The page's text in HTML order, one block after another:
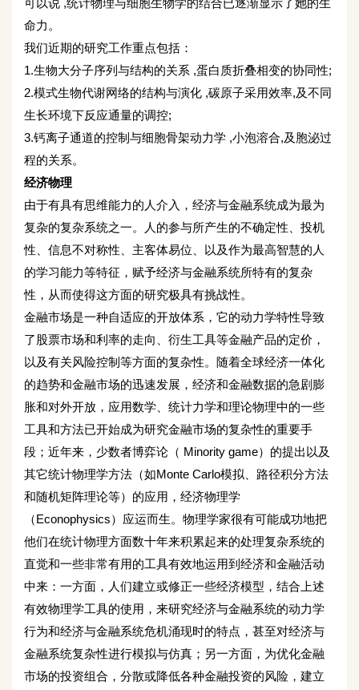
命力。
我们近期的研究工作重点包括：
1.生物大分子序列与结构的关系 ,蛋白质折叠相变的协同性;
2.模式生物代谢网络的结构与演化 ,碳原子采用效率,及不同
生长环境下反应通量的调控;
3.钙离子通道的控制与细胞骨架动力学 ,小泡溶合,及胞泌过
程的关系。
经济物理
由于有具有思维能力的人介入，经济与金融系统成为最为
复杂的复杂系统之一。人的参与所产生的不确定性、投机
性、信息不对称性、主客体易位、以及作为最高智慧的人
的学习能力等特征，赋予经济与金融系统所特有的复杂
性，从而使得这方面的研究极具有挑战性。
金融市场是一种自适应的开放体系，它的动力学特性导致
了股票市场和利率的走向、衍生工具等金融产品的定价，
以及有关风险控制等方面的复杂性。随着全球经济一体化
的趋势和金融市场的迅速发展，经济和金融数据的急剧膨
胀和对外开放，应用数学、统计力学和理论物理中的一些
工具和方法已开始成为研究金融市场的复杂性的重要手
段；近年来，少数者博弈论（ Minority game）的提出以及
其它统计物理学方法（如Monte Carlo模拟、路径积分方法
和随机矩阵理论等）的应用，经济物理学
（Econophysics）应运而生。物理学家很有可能成功地把
他们在统计物理方面数十年来积累起来的处理复杂系统的
直觉和一些非常有用的工具有效地运用到经济和金融活动
中来：一方面，人们建立或修正一些经济模型，结合上述
有效物理学工具的使用，来研究经济与金融系统的动力学
行为和经济与金融系统危机涌现时的特点，甚至对经济与
金融系统复杂性进行模拟与仿真；另一方面，为优化金融
市场的投资组合，分散或降低各种金融投资的风险，建立